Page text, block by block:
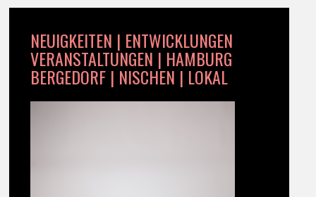
NEUIGKEITEN | ENTWICKLUNGEN
VERANSTALTUNGEN | HAMBURG
BERGEDORF | NISCHEN | LOKAL